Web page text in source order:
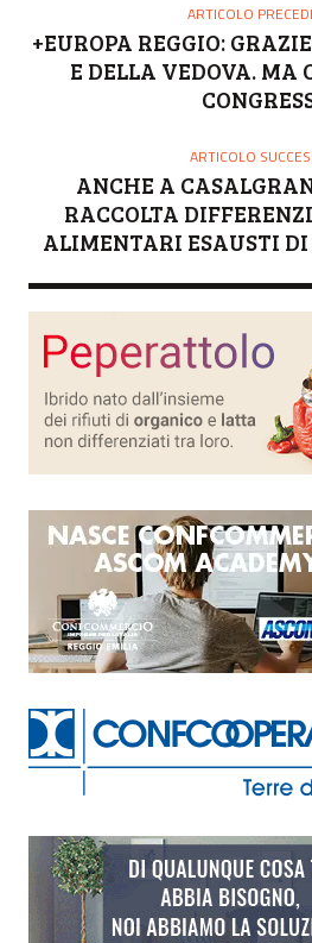
ARTICOLO
+EUROPA REGGIO:
E DELLA VEDOVA. MA
ARTICOLO
ANCHE A
RACCOLTA
ALIMENTARI ESAUSTI DI